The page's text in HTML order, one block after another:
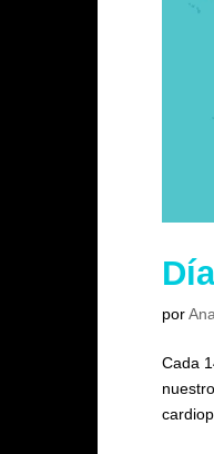
por
Cada